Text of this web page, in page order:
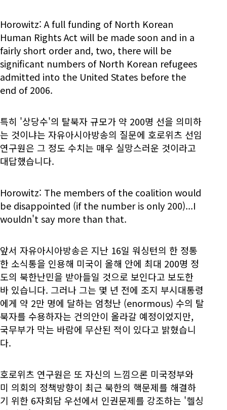
Horowitz: A full funding of North Korean
Human Rights Act will be made soon and in a
fairly short order and, two, there will be
significant numbers of North Korean refugees
admitted into the United States before the
end of 2006.
특히 '상당수'의 탈북자 규모가 약 200명 선을 의미하
는 것이냐는 자유아시아방송의 질문에 호로위츠 선임
연구원은 그 정도 수치는 매우 실망스러운 것이라고
대답했습니다.
Horowitz: The members of the coalition would
be disappointed (if the number is only 200)...I
wouldn't say more than that.
앞서 자유아시아방송은 지난 16일 워싱턴의 한 정통
한 소식통을 인용해 미국이 올해 안에 최대 200명 정
도의 북한난민을 받아들일 것으로 보인다고 보도한
바 있습니다. 그러나 그는 몇 년 전에 조지 부시대통령
에게 약 2만 명에 달하는 엄청난 (enormous) 수의 탈
북자를 수용하자는 건의안이 올라갈 예정이었지만,
국무부가 막는 바람에 무산된 적이 있다고 밝혔습니
다.
호로위츠 연구원은 또 자신의 느낌으론 미국정부와
미 의회의 정책방향이 최근 북한의 핵문제를 해결하
기 위한 6자회담 우선에서 인권문제를 강조하는 '헬싱